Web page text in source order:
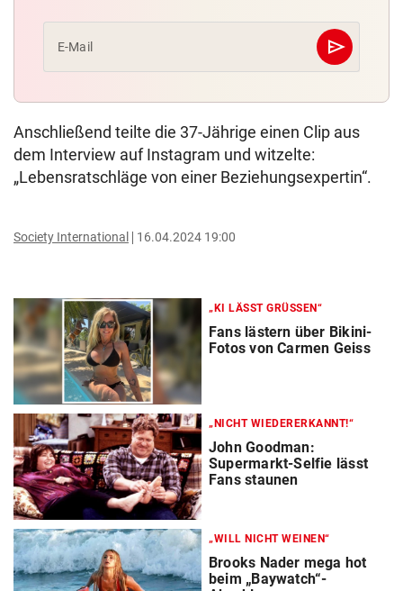
E-Mail send
Abschicken
Anschließend teilte die 37-Jährige einen Clip aus
dem Interview auf Instagram und witzelte:
„Lebensratschläge von einer Beziehungsexpertin“.
Society International 16.04.2024 19:00
„KI LÄSST GRÜSSEN“
Fans lästern über Bikini-
Fotos von Carmen Geiss
„NICHT WIEDERERKANNT!“
John Goodman:
Supermarkt-Selfie lässt
Fans staunen
„WILL NICHT WEINEN“
Brooks Nader mega hot
beim „Baywatch“-